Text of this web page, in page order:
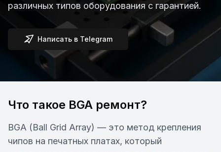
различных типов оборудования с гарантией.
Написать в Telegram
Что такое BGA ремонт?
BGA (Ball Grid Array) — это метод крепления
чипов на печатных платах, который